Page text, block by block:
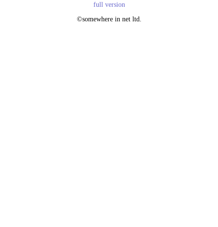
full version
©somewhere in net ltd.